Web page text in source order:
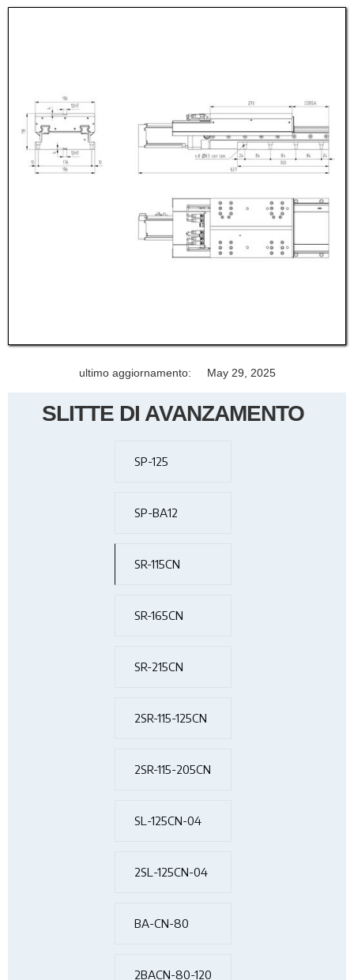
ultimo aggiornamento: May 29, 2025
SLITTE DI AVANZAMENTO
SP-125
SP-BA12
SR-115CN
SR-165CN
SR-215CN
2SR-115-125CN
2SR-115-205CN
SL-125CN-04
2SL-125CN-04
BA-CN-80
2BACN-80-120